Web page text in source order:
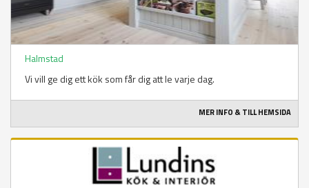
Halmstad
Vi vill ge dig ett kök som får dig att le varje dag.
MER INFO & TILL HEMSIDA